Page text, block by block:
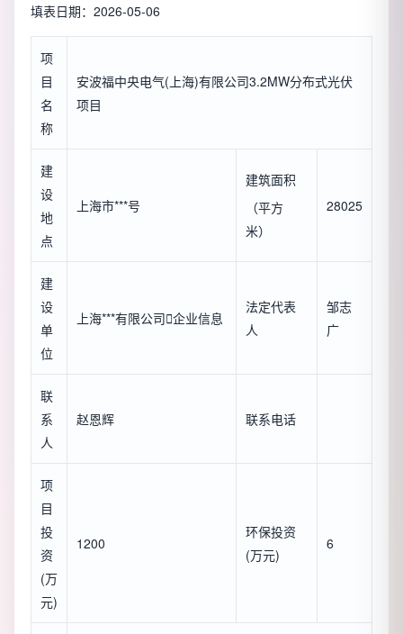
填表日期：2026-05-06
项
目
名
称
安波福中央电气(上海)有限公司3.2MW分布式光伏
项目
建
设
地
点
上海市***号
建筑面积
（平方
米）
28025
建
设
单
位
上海***有限公司企业信息
法定代表
人
邹志
广
联
系
人
赵恩辉 联系电话
项
目
投
资
(万
元)
1200
环保投资
(万元)
6